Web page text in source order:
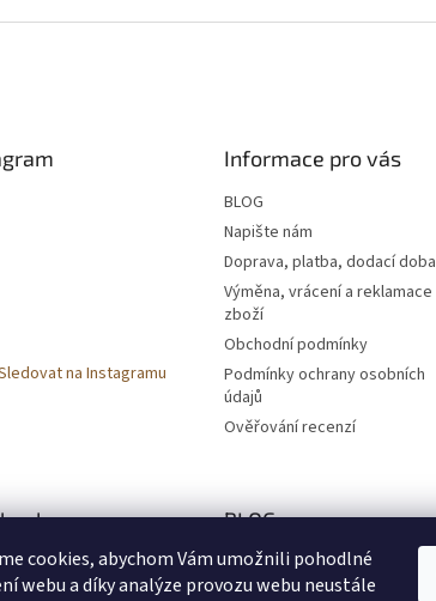
cookies, abychom Vám umožnili pohodlné
webu a díky analýze provozu webu neustále
na Instagramu
Informace pro vás
BLOG
Napište nám
Doprava, platba, dodací doba
Výměna, vrácení a reklamace
zboží
Obchodní podmínky
Podmínky ochrany osobních
údajů
Ověřování recenzí
BLOG
Zaměřeno na českou
přírodu